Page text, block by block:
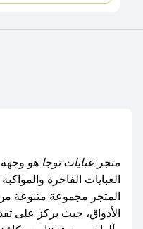
متجر عبايات توجا هو
العبايات الفاخرة
المتجر مجموعة متنوعة
الأذواق، حيث يركز على